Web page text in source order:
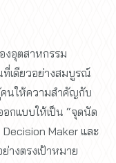
งอุตสาหกรรม
ที่เดียวอย่างสมบูรณ์
คนให้ความสำคัญกับ
กแบบให้เป็น “จุดนัด
Maker และ
างตรงเป้าหมาย